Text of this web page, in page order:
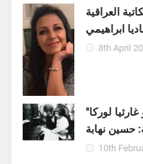
العراقية
ابراهيمي
8th April
"نصف رغيف وكتاب" فدريكو غارثيا لوركا
حسين نهابة
10th